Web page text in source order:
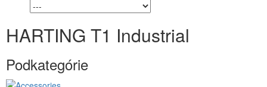
HARTING T1 Industrial
Podkategórie